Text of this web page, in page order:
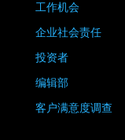
工作机会
企业社会责任
投资者
编辑部
客户满意度调查